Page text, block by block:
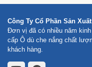
Công Ty Cổ Phần Sản
Đơn vị đã có nhiều năm
cấp Ô dù che nắng chất
khách hàng.